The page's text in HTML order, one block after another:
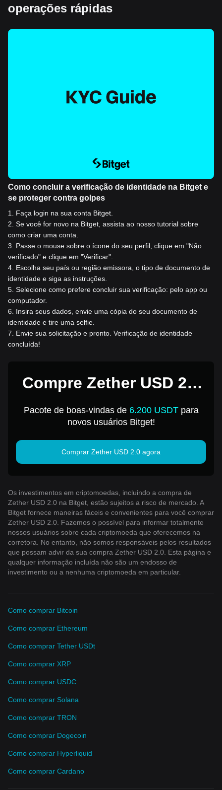
operações rápidas
Como concluir a verificação de identidade na Bitget e
se proteger contra golpes
1
Faça login na sua conta Bitget.
2 Se você for novo na Bitget, assista ao nosso tutorial sobre
como criar uma conta.
3
Passe o mouse sobre o ícone do seu perfil, clique em "Não
verificado" e clique em "Verificar".
4 Escolha seu país ou região emissora, o tipo de documento de
identidade e siga as instruções.
5 Selecione como prefere concluir sua verificação: pelo app ou
computador.
6
Insira seus dados, envie uma cópia do seu documento de
identidade e tire uma selfie.
7
Envie sua solicitação e pronto. Verificação de identidade
concluída!
Compre Zether USD 2.0
Pacote de boas-vindas de 6.200 USDTpara
novos usuários Bitget!
Comprar Zether USD 2.0 agora
Os investimentos em criptomoedas, incluindo a compra de
Zether USD 2.0 na Bitget, estão sujeitos a risco de mercado. A
Bitget fornece maneiras fáceis e convenientes para você comprar
Zether USD 2.0. Fazemos o possível para informar totalmente
nossos usuários sobre cada criptomoeda que oferecemos na
corretora. No entanto, não somos responsáveis ​​pelos resultados
que possam advir da sua compra Zether USD 2.0. Esta página e
qualquer informação incluída não são um endosso de
investimento ou a nenhuma criptomoeda em particular.
Como comprar Bitcoin
Como comprar Ethereum
Como comprar Tether USDt
Como comprar XRP
Como comprar USDC
Como comprar Solana
Como comprar TRON
Como comprar Dogecoin
Como comprar Hyperliquid
Como comprar Cardano